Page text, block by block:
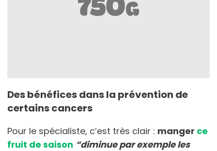
Des bénéfices dans la prévention de
certains cancers
Pour le spécialiste, c’est très clair : manger ce
fruit de saison “diminue par exemple les